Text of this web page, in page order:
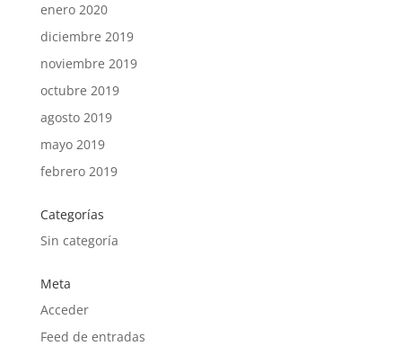
enero 2020
diciembre 2019
noviembre 2019
octubre 2019
agosto 2019
mayo 2019
febrero 2019
Categorías
Sin categoría
Meta
Acceder
Feed de entradas